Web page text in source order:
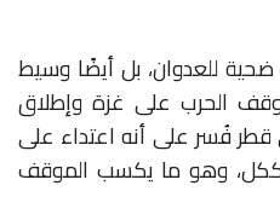
ضحية للعدوان، بل أيضًا وسيط
الحرب على غزة وإطلاق
قطر فُسر على أنه اعتداء على
ككل، وهو ما يكسب الموقف